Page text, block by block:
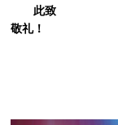
此致
敬礼！